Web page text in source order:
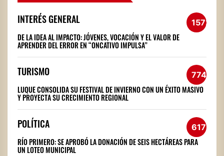
INTERÉS GENERAL 1572
DE LA IDEA AL IMPACTO: JÓVENES, VOCACIÓN Y EL VALOR DE
APRENDER DEL ERROR EN “ONCATIVO IMPULSA”
TURISMO 774
LUQUE CONSOLIDA SU FESTIVAL DE INVIERNO CON UN ÉXITO MASIVO
Y PROYECTA SU CRECIMIENTO REGIONAL
POLÍTICA 617
RÍO PRIMERO: SE APROBÓ LA DONACIÓN DE SEIS HECTÁREAS PARA
UN LOTEO MUNICIPAL